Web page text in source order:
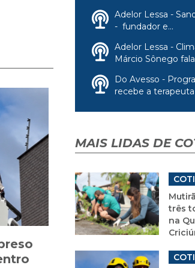
Adelor Lessa -
- fundador e...
Adelor Lessa -
Márcio Sônego
Do Avesso -
recebe a terapeuta
MAIS LIDAS DE
três
na